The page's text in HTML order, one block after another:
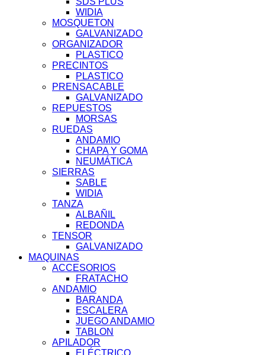
WIDIA
MOSQUETON
GALVANIZADO
ORGANIZADOR
PLASTICO
PRECINTOS
PLASTICO
PRENSACABLE
GALVANIZADO
REPUESTOS
MORSAS
RUEDAS
ANDAMIO
CHAPA Y GOMA
NEUMÁTICA
SIERRAS
SABLE
WIDIA
TANZA
ALBAÑIL
REDONDA
TENSOR
GALVANIZADO
MAQUINAS
ACCESORIOS
FRATACHO
ANDAMIO
BARANDA
ESCALERA
JUEGO ANDAMIO
TABLON
APILADOR
ELÉCTRICO